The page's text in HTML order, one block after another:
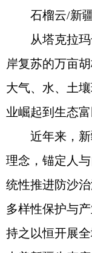
石榴云/新
从塔克拉
岸复苏的万亩
大气、水、土
业崛起到生态
近年来，
理念，锚定人
统性推进防沙
多样性保护与
持之以恒开展